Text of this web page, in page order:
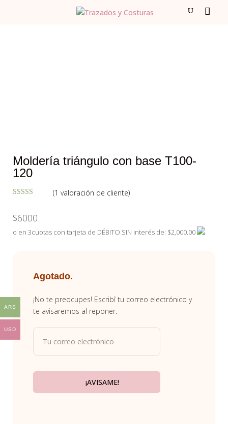
Moldería triángulo con base T100-
120
base a
valoración
de un cliente
(1 valoración de cliente)
$6000
o en 3cuotas con tarjeta de DÉBITO SIN interés de: $2,000.00
Agotado.
¡No te preocupes! Escribî tu correo electrónico y
te avisaremos al reponer.
ARS
USD